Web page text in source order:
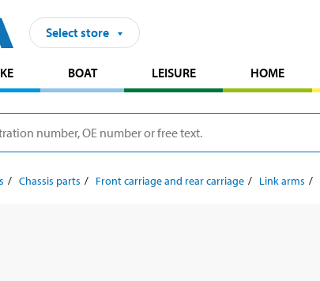
Select store
BOAT LEISURE HOME
Chassis parts Front carriage and rear carriage Link arms